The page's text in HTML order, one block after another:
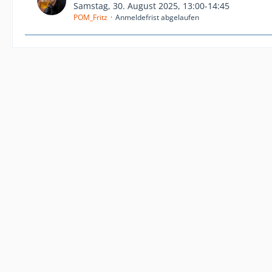
Samstag, 30. August 2025, 13:00-14:45
POM_Fritz Anmeldefrist abgelaufen